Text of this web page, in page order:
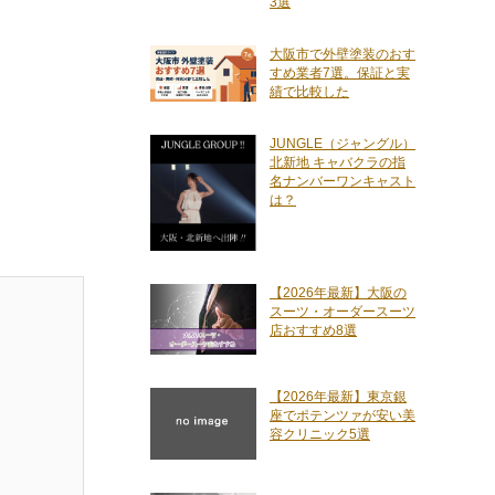
大阪市で外壁塗装のおす
すめ業者7選。保証と実
績で比較した
JUNGLE（ジャングル）
北新地 キャバクラの指
名ナンバーワンキャスト
は？
【2026年最新】大阪の
スーツ・オーダースーツ
店おすすめ8選
【2026年最新】東京銀
座でポテンツァが安い美
容クリニック5選